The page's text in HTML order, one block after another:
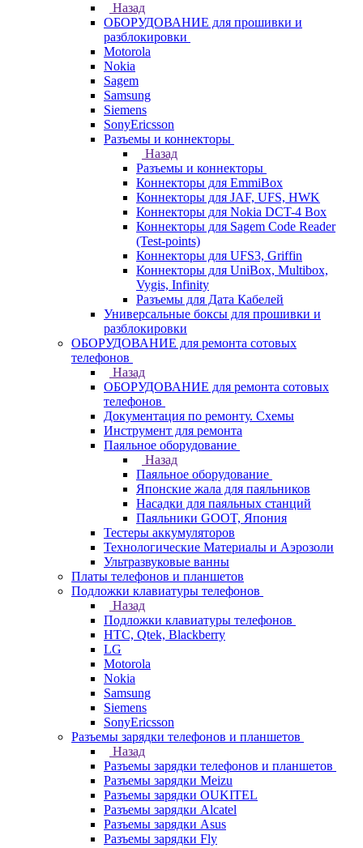
Назад
ОБОРУДОВАНИЕ для прошивки и
разблокировки
Motorola
Nokia
Sagem
Samsung
Siemens
SonyEricsson
Разъемы и коннекторы
Назад
Разъемы и коннекторы
Коннекторы для EmmiBox
Коннекторы для JAF, UFS, HWK
Коннекторы для Nokia DCT-4 Box
Коннекторы для Sagem Code Reader
(Test-points)
Коннекторы для UFS3, Griffin
Коннекторы для UniBox, Multibox,
Vygis, Infinity
Разъемы для Дата Кабелей
Универсальные боксы для прошивки и
разблокировки
ОБОРУДОВАНИЕ для ремонта сотовых
телефонов
Назад
ОБОРУДОВАНИЕ для ремонта сотовых
телефонов
Документация по ремонту. Схемы
Инструмент для ремонта
Паяльное оборудование
Назад
Паяльное оборудование
Японские жала для паяльников
Насадки для паяльных станций
Паяльники GOOT, Япония
Тестеры аккумуляторов
Технологические Материалы и Аэрозоли
Ультразвуковые ванны
Платы телефонов и планшетов
Подложки клавиатуры телефонов
Назад
Подложки клавиатуры телефонов
HTC, Qtek, Blackberry
LG
Motorola
Nokia
Samsung
Siemens
SonyEricsson
Разъемы зарядки телефонов и планшетов
Назад
Разъемы зарядки телефонов и планшетов
Разъемы зарядки Meizu
Разъемы зарядки OUKITEL
Разъемы зарядки Alcatel
Разъемы зарядки Asus
Разъемы зарядки Fly